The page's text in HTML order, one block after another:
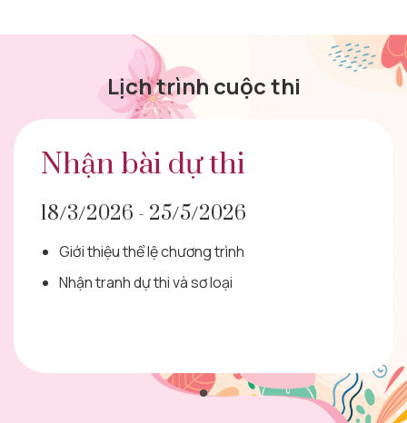
Lịch trình cuộc thi
Nhận bài dự thi
18/3/2026 - 25/5/2026
Giới thiệu thể lệ chương trình
Nhận tranh dự thi và sơ loại